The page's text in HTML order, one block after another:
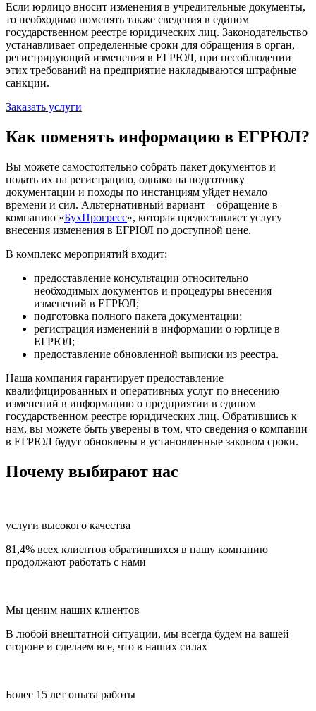
Если юрлицо вносит изменения в учредительные документы,
то необходимо поменять также сведения в едином
государственном реестре юридических лиц. Законодательство
устанавливает определенные сроки для обращения в орган,
регистрирующий изменения в ЕГРЮЛ, при несоблюдении
этих требований на предприятие накладываются штрафные
санкции.
Заказать услуги
Как поменять информацию в ЕГРЮЛ?
Вы можете самостоятельно собрать пакет документов и
подать их на регистрацию, однако на подготовку
документации и походы по инстанциям уйдет немало
времени и сил. Альтернативный вариант – обращение в
компанию «БухПрогресс», которая предоставляет услугу
внесения изменения в ЕГРЮЛ по доступной цене.
В комплекс мероприятий входит:
предоставление консультации относительно
необходимых документов и процедуры внесения
изменений в ЕГРЮЛ;
подготовка полного пакета документации;
регистрация изменений в информации о юрлице в
ЕГРЮЛ;
предоставление обновленной выписки из реестра.
Наша компания гарантирует предоставление
квалифицированных и оперативных услуг по внесению
изменений в информацию о предприятии в едином
государственном реестре юридических лиц. Обратившись к
нам, вы можете быть уверены в том, что сведения о компании
в ЕГРЮЛ будут обновлены в установленные законом сроки.
Почему выбирают нас
услуги высокого качества
81,4% всех клиентов обратившихся в нашу компанию
продолжают работать с нами
Мы ценим наших клиентов
В любой внештатной ситуации, мы всегда будем на вашей
стороне и сделаем все, что в наших силах
Более 15 лет опыта работы